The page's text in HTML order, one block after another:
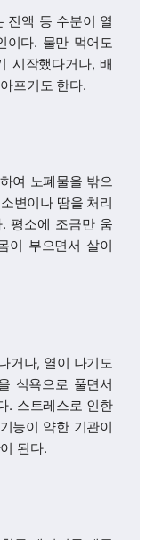
진액 등 수분이 열
이다. 물만 먹어도
시작했다거나, 배
프기도 한다.
여 노폐물을 밖으
변이나 땀을 처리
평소에 조금만 움
이 부으면서 살이
거나, 열이 나기도
식욕으로 풀면서
. 스트레스로 인한
능이 약한 기관이
된다.